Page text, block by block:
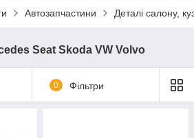
Автозапчастини Деталі салону,
Seat Skoda VW Volvo
0 Фільтри